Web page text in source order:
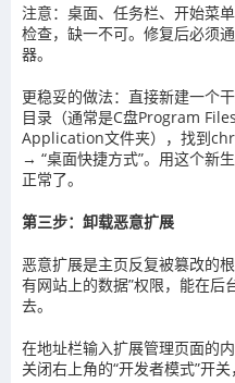
注意：桌面、任务栏、开始菜
检查，缺一不可。修复后必须
器。
更稳妥的做法：直接新建一个
目录（通常是C盘Program
Application文件夹），找到
→ “桌面快捷方式”。用这个新
正常了。
第三步：卸载恶意扩展
恶意扩展是主页反复被篡改的
有网站上的数据”权限，能在后
去。
在地址栏输入扩展管理页面的
关闭右上角的“开发者模式”开关